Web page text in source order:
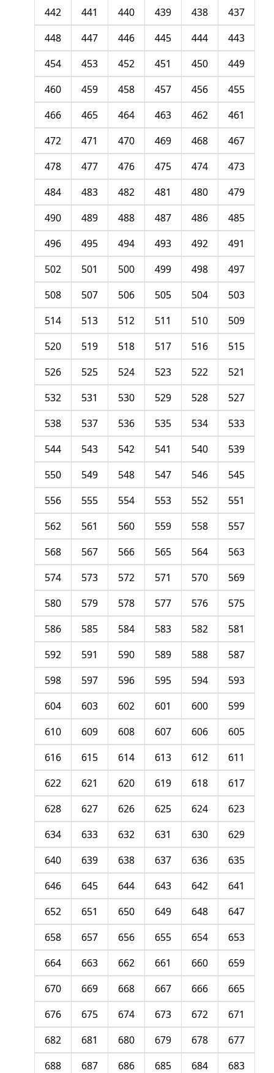
437
438
439
440
441
442
443
444
445
446
447
448
449
450
451
452
453
454
455
456
457
458
459
460
461
462
463
464
465
466
467
468
469
470
471
472
473
474
475
476
477
478
479
480
481
482
483
484
485
486
487
488
489
490
491
492
493
494
495
496
497
498
499
500
501
502
503
504
505
506
507
508
509
510
511
512
513
514
515
516
517
518
519
520
521
522
523
524
525
526
527
528
529
530
531
532
533
534
535
536
537
538
539
540
541
542
543
544
545
546
547
548
549
550
551
552
553
554
555
556
557
558
559
560
561
562
563
564
565
566
567
568
569
570
571
572
573
574
575
576
577
578
579
580
581
582
583
584
585
586
587
588
589
590
591
592
593
594
595
596
597
598
599
600
601
602
603
604
605
606
607
608
609
610
611
612
613
614
615
616
617
618
619
620
621
622
623
624
625
626
627
628
629
630
631
632
633
634
635
636
637
638
639
640
641
642
643
644
645
646
647
648
649
650
651
652
653
654
655
656
657
658
659
660
661
662
663
664
665
666
667
668
669
670
671
672
673
674
675
676
677
678
679
680
681
682
683
684
685
686
687
688